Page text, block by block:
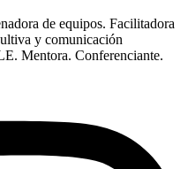
de equipos. Facilitadora
y comunicación
Mentora. Conferenciante.